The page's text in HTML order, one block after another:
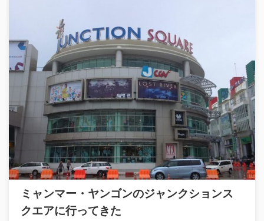
ミャンマー・ヤンゴンのジャンクションス
クエアに行ってきた